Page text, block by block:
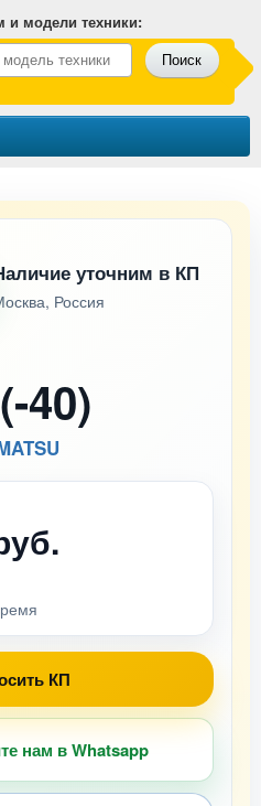
модели техники:
Поиск
уточним в КП
Россия
40)
КП
нам в Whatsapp